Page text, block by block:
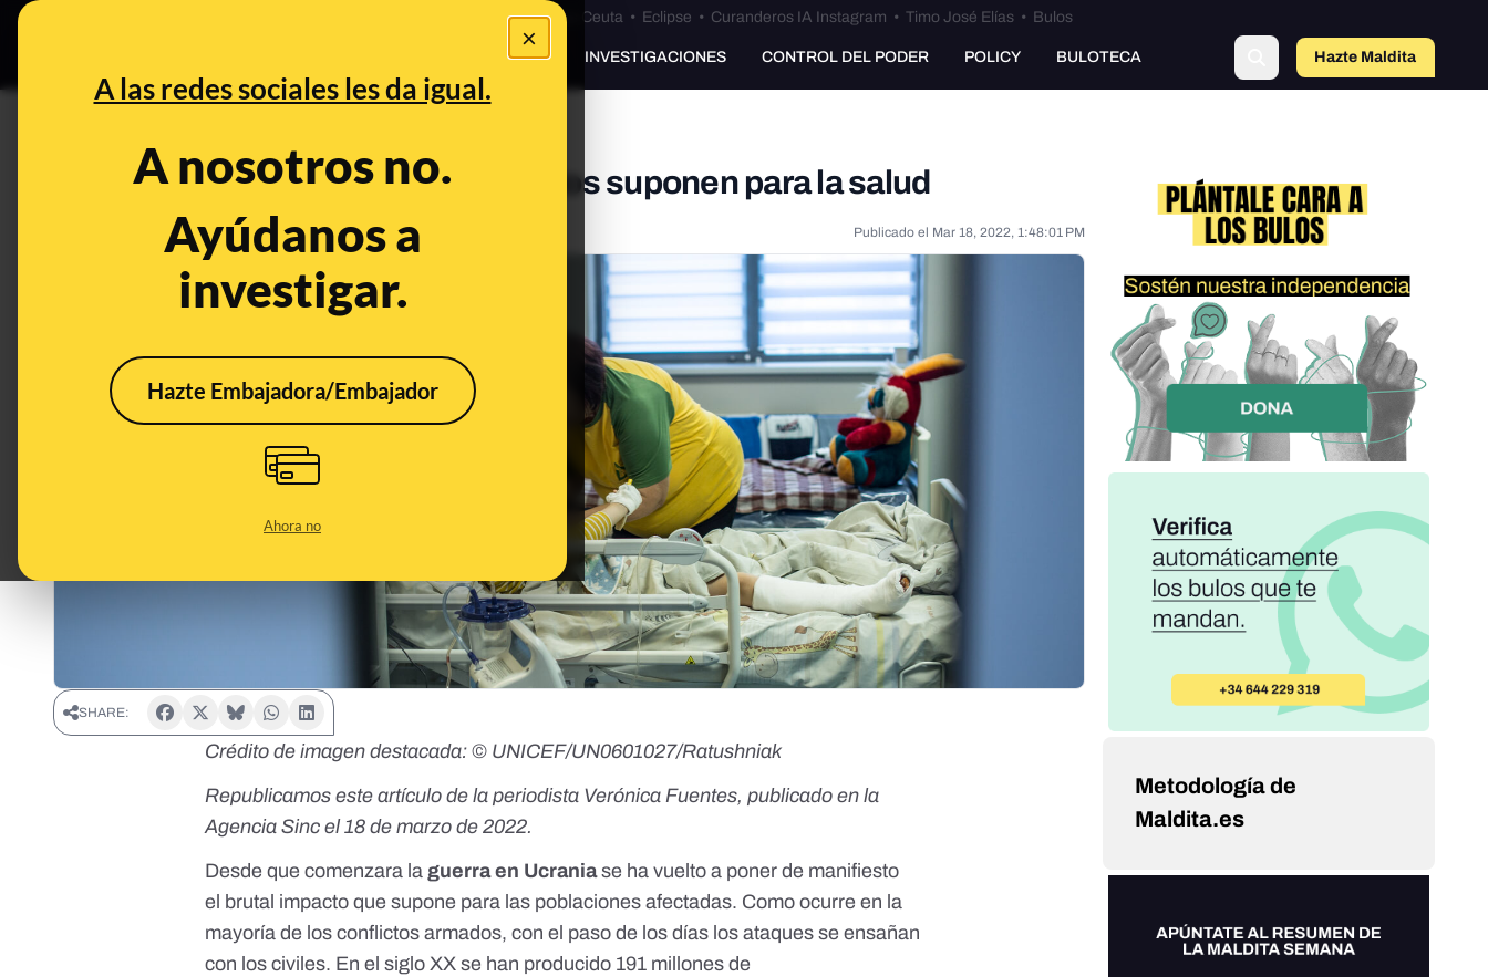
×
A las redes sociales les da igual.
A nosotros no.
Ayúdanos a
investigar.
Hazte Embajadora/Embajador
Ahora no
Especial Ceuta•Bulos Ceuta • Eclipse • Curanderos IA Instagram • Timo José Elías • Bulos
PREBUNKING INVESTIGACIONES CONTROL DEL PODER POLICY BULOTECA Hazte Maldito
Secuelas que los conflictos armados suponen para la salud
Publicado el Mar 18, 2022, 1:48:01 PM
SHARE:
Crédito de imagen destacada: © UNICEF/UN0601027/Ratushniak
Republicamos este artículo de la periodista Verónica Fuentes, publicado enla
Agencia Sinc el 18 de marzo de 2022.
Desde que comenzara la guerra en Ucraniase ha vuelto a poner de manifiesto
el brutal impacto que supone para las poblaciones afectadas. Como ocurre en la
mayoría de los conflictos armados, con el paso de los días losataques se ensañan
con los civiles. En el siglo XX se han producido 191 millones de
Metodología de
Maldita.es